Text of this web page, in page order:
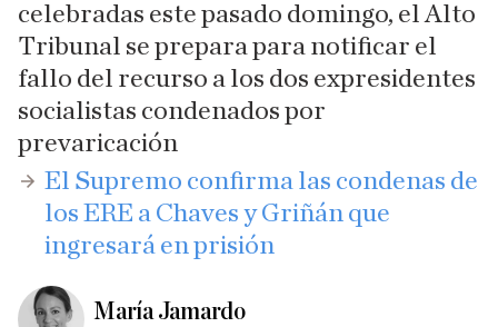
celebradas este pasado domingo, el Alto
Tribunal se prepara para notificar el
fallo del recurso a los dos expresidentes
socialistas condenados por
prevaricación
​El Supremo confirma las condenas de
los ERE a Chaves y Griñán que
ingresará en prisión
María Jamardo